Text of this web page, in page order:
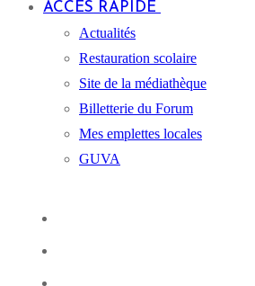
ACCÈS RAPIDE
Actualités
Restauration scolaire
Site de la médiathèque
Billetterie du Forum
Mes emplettes locales
GUVA